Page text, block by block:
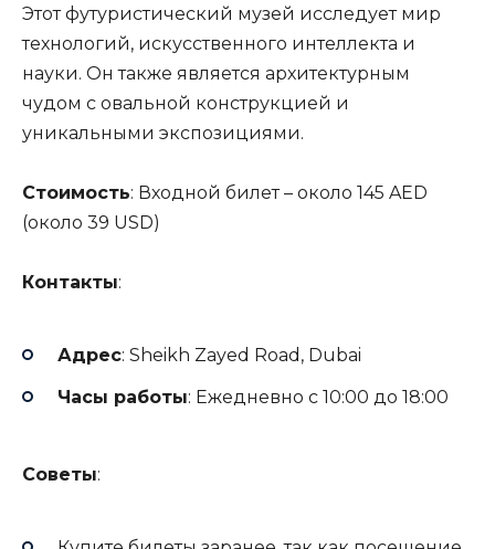
Этот футуристический музей исследует мир
технологий, искусственного интеллекта и
науки. Он также является архитектурным
чудом с овальной конструкцией и
уникальными экспозициями.
Стоимость: Входной билет – около 145 AED
(около 39 USD)
Контакты:
Адрес: Sheikh Zayed Road, Dubai
Часы работы: Ежедневно с 10:00 до 18:00
Советы: